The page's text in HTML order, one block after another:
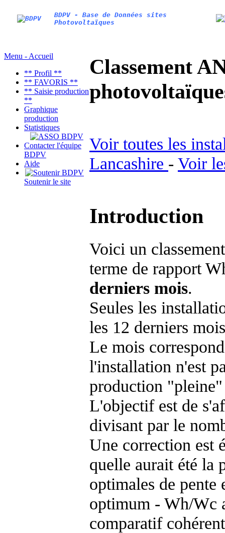
BDPV - Base de Données sites
Photovoltaïques
Menu - Accueil
** Profil **
** FAVORIS **
** Saisie production
**
Graphique
production
Statistiques
Contacter l'équipe
BDPV
Aide
Soutenir le site
Classement
Voir toutes les
Lancashire - Voir
Introduction
Voici un
terme de rapport
derniers mois.
Seules les
les 12 derniers
Le mois
l'installation n'est
production "pleine"
L'objectif est de
divisant par le
Une correction est
quelle aurait été la
optimales de
optimum - Wh/Wc
comparatif